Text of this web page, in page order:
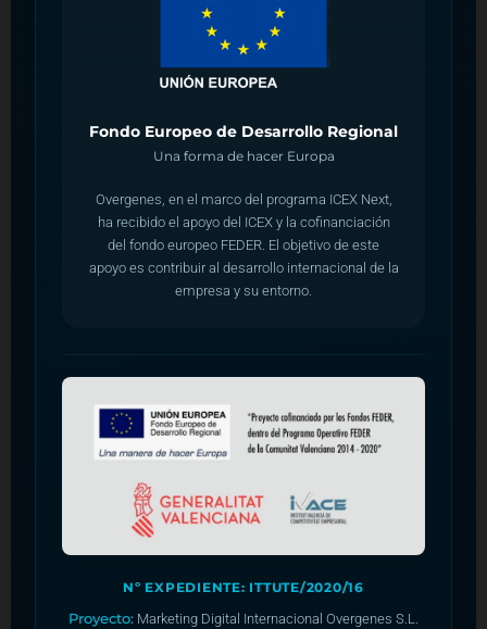
Fondo Europeo de Desarrollo Regional
Una forma de hacer Europa
Overgenes, en el marco del programa ICEX Next,
ha recibido el apoyo del ICEX y la cofinanciación
del fondo europeo FEDER. El objetivo de este
apoyo es contribuir al desarrollo internacional de la
empresa y su entorno.
Nº EXPEDIENTE: ITTUTE/2020/16
Proyecto: Marketing Digital Internacional Overgenes S.L.